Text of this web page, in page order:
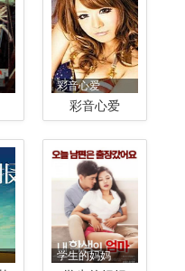
彩音心爱
彩音心爱
学生的妈妈